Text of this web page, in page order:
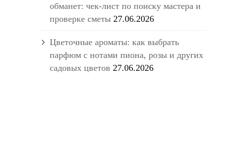
обманет: чек-лист по поиску мастера и
проверке сметы 27.06.2026
Цветочные ароматы: как выбрать
парфюм с нотами пиона, розы и других
садовых цветов 27.06.2026